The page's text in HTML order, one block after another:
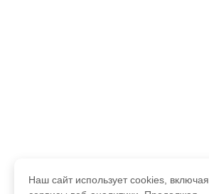
Наш сайт использует cookies, включая